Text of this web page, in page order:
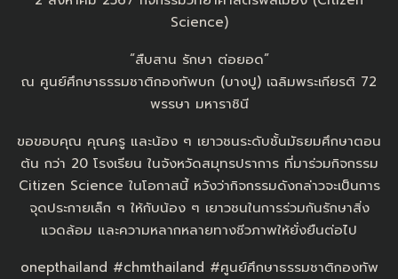
Science)
“สืบสาน รักษา ต่อยอด”
ณ ศูนย์ศึกษาธรรมชาติกองทัพบก (บางปู) เฉลิมพระเกียรติ 72
พรรษา มหาราชินี
ขอขอบคุณ คุณครู และน้อง ๆ เยาวชนระดับชั้นมัธยมศึกษาตอน
ต้น กว่า 20 โรงเรียน ในจังหวัดสมุทรปราการ ที่มาร่วมกิจกรรม
Citizen Science ในโอกาสนี้ หวังว่ากิจกรรมดังกล่าวจะเป็นการ
จุดประกายเล็ก ๆ ให้กับน้อง ๆ เยาวชนในการร่วมกันรักษาสิ่ง
แวดล้อม และความหลากหลายทางชีวภาพให้ยั่งยืนต่อไป
onepthailand #chmthailand #ศูนย์ศึกษาธรรมชาติกองทัพ